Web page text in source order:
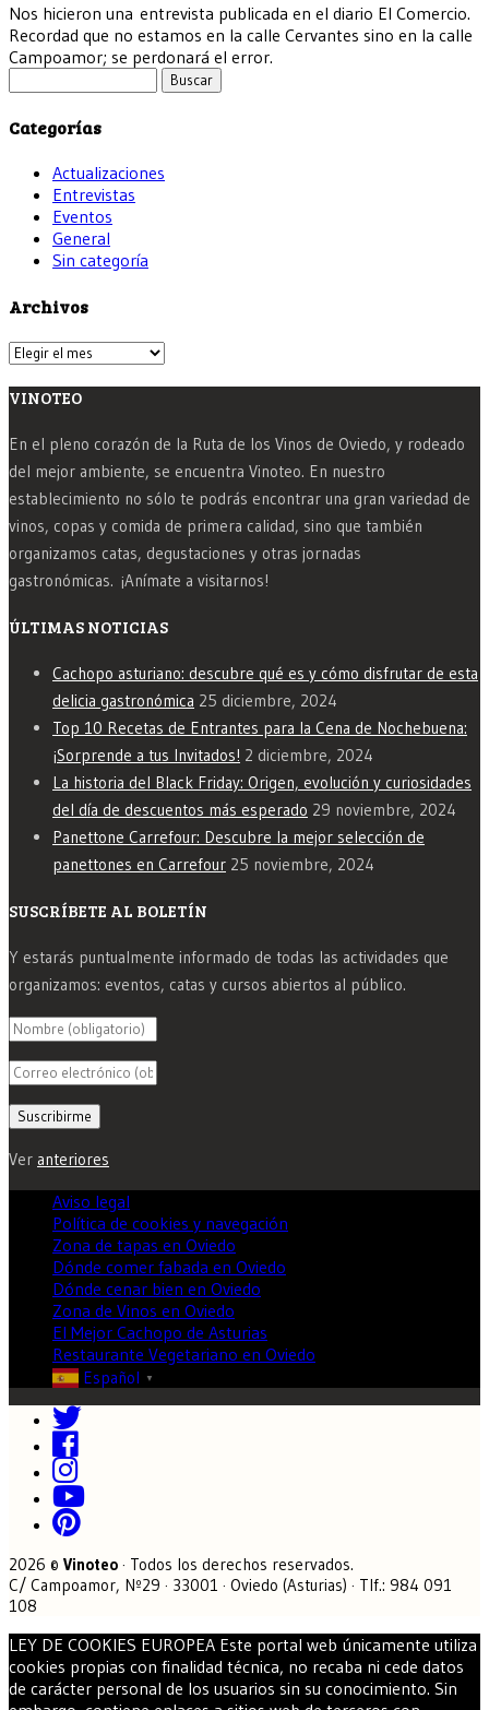
Nos hicieron una entrevista publicada en el diario El Comercio.
Recordad que no estamos en la calle Cervantes sino en la calle
Campoamor; se perdonará el error.
Categorías
Actualizaciones
Entrevistas
Eventos
General
Sin categoría
Archivos
Archivos
VINOTEO
En el pleno corazón de la Ruta de los Vinos de Oviedo, y rodeado
del mejor ambiente, se encuentra Vinoteo. En nuestro
establecimiento no sólo te podrás encontrar una gran variedad de
vinos, copas y comida de primera calidad, sino que también
organizamos catas, degustaciones y otras jornadas
gastronómicas. ¡Anímate a visitarnos!
ÚLTIMAS NOTICIAS
Cachopo asturiano: descubre qué es y cómo disfrutar de esta
delicia gastronómica 25 diciembre, 2024
Top 10 Recetas de Entrantes para la Cena de Nochebuena:
¡Sorprende a tus Invitados! 2 diciembre, 2024
La historia del Black Friday: Origen, evolución y curiosidades
del día de descuentos más esperado 29 noviembre, 2024
Panettone Carrefour: Descubre la mejor selección de
panettones en Carrefour 25 noviembre, 2024
SUSCRÍBETE AL BOLETÍN
Y estarás puntualmente informado de todas las actividades que
organizamos: eventos, catas y cursos abiertos al público.
Ver anteriores
Aviso legal
Política de cookies y navegación
Zona de tapas en Oviedo
Dónde comer fabada en Oviedo
Dónde cenar bien en Oviedo
Zona de Vinos en Oviedo
El Mejor Cachopo de Asturias
Restaurante Vegetariano en Oviedo
Español ▼
2026 © Vinoteo · Todos los derechos reservados.
C/ Campoamor, Nº29 · 33001 · Oviedo (Asturias) · Tlf.: 984 091
108
LEY DE COOKIES EUROPEA Este portal web únicamente utiliza
cookies propias con finalidad técnica, no recaba ni cede datos
de carácter personal de los usuarios sin su conocimiento. Sin